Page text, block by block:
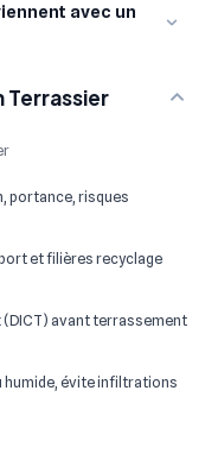
avec un
Terrassier
portance, risques
et filières recyclage
(DICT) avant terrassement
humide, évite infiltrations